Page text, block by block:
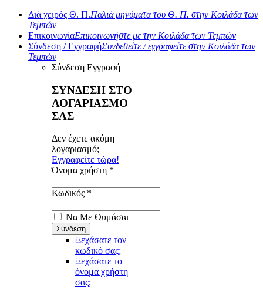
Διά χειρός Θ. Π.Παλιά μηνύματα του Θ. Π. στην Κοιλάδα των
Τεμπών
ΕπικοινωνίαΕπικοινωνήστε με την Κοιλάδα των Τεμπών
Σύνδεση / ΕγγραφήΣυνδεθείτε / εγγραφείτε στην Κοιλάδα των
Τεμπών
Σύνδεση Εγγραφή
ΣΥΝΔΕΣΗ ΣΤΟ
ΛΟΓΑΡΙΑΣΜΟ
ΣΑΣ
Δεν έχετε ακόμη
λογαριασμό;
Εγγραφείτε τώρα!
Όνομα χρήστη *
Κωδικός *
Να Με Θυμάσαι
Ξεχάσατε τον
κωδικό σας;
Ξεχάσατε το
όνομα χρήστη
σας;